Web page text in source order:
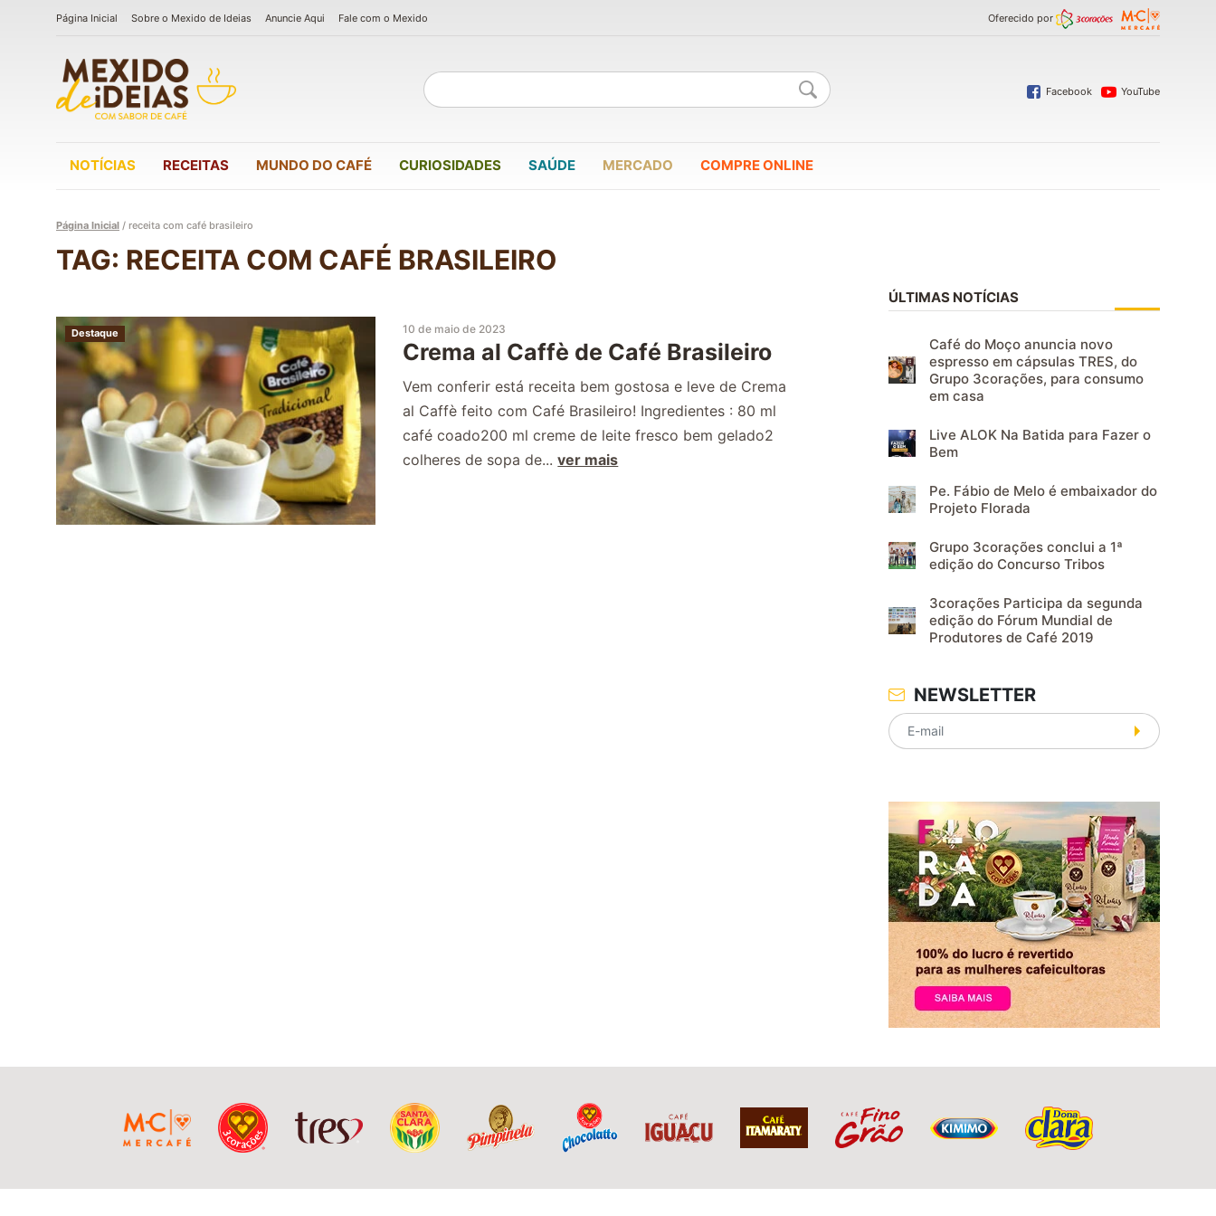
Página Inicial Sobre o Mexido de Ideias Anuncie Aqui Fale com o Mexido Oferecido por
Facebook YouTube
NOTÍCIAS RECEITAS MUNDO DO CAFÉ CURIOSIDADES SAÚDE MERCADO COMPRE ONLINE
Página Inicial / receita com café brasileiro
TAG: RECEITA COM CAFÉ BRASILEIRO
Destaque 10 de maio de 2023
Crema al Caffè de Café Brasileiro
Vem conferir está receita bem gostosa e leve de Crema
al Caffè feito com Café Brasileiro! Ingredientes : 80 ml
café coado200 ml creme de leite fresco bem gelado2
colheres de sopa de...ver mais
ÚLTIMAS NOTÍCIAS
Café do Moço anuncia novo
espresso em cápsulas TRES, do
Grupo 3corações, para consumo
em casa
Live ALOK Na Batida para Fazer o
Bem
Pe. Fábio de Melo é embaixador do
Projeto Florada
Grupo 3corações conclui a 1ª
edição do Concurso Tribos
3corações Participa da segunda
edição do Fórum Mundial de
Produtores de Café 2019
NEWSLETTER